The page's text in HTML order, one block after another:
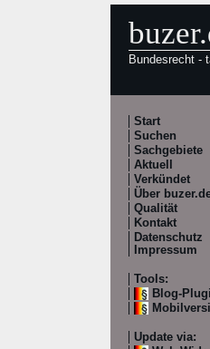
Bundesrecht -
Start
Suchen
Sachgebiete
Aktuell
Verkündet
Über
Qualität
Kontakt
Datenschutz
Impressum
Tools:
Blog-
Update via: